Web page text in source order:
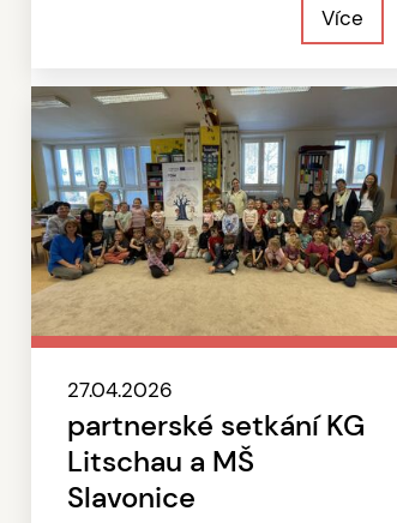
Více
27.04.2026
partnerské setkání KG
Litschau a MŠ
Slavonice